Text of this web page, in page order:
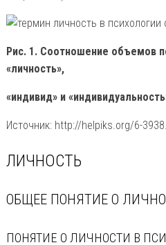
Рис. 1. Соотношение объемов
«личность»,
«индивид» и
Источник: http://helpiks.org/6-
ЛИЧНОСТЬ
ОБЩЕЕ ПОНЯТИЕ О
ПОНЯТИЕ О ЛИЧНОСТИ В